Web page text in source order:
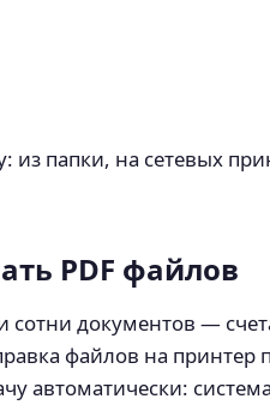
из папки, на сетевых
PDF файлов
документов —
файлов на
автоматически: